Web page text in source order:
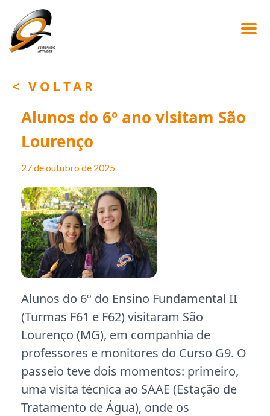
< VOLTAR
Alunos do 6º ano visitam São
Lourenço
27 de outubro de 2025
Alunos do 6º do Ensino Fundamental II
(Turmas F61 e F62) visitaram São
Lourenço (MG), em companhia de
professores e monitores do Curso G9. O
passeio teve dois momentos: primeiro,
uma visita técnica ao SAAE (Estação de
Tratamento de Água), onde os